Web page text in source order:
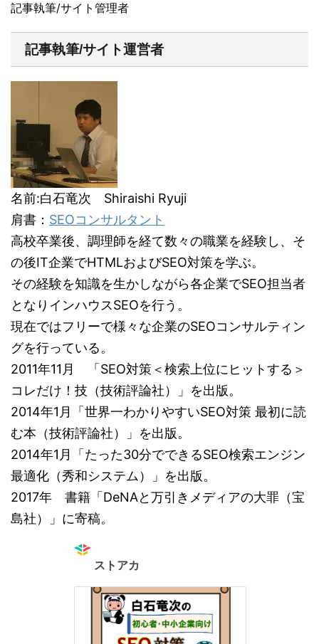
記事執筆/サイト管理者
記事執筆/サイト運営者
名前:白石竜次 Shiraishi Ryuji
肩書： SEOコンサルタント
高校卒業後、調理師を経て数々の職業を経験し、そ
の後IT企業でHTMLおよびSEO対策を学ぶ。
その経験を知識を生かしながら各企業でSEO担当者
となりインハウスSEOを行う。
現在ではフリーで様々な企業のSEOコンサルティン
グを行っている。
2011年11月 「SEO対策＜検索上位にヒットする＞
コレだけ！技（技術評論社）」を出版。
2014年1月「世界一わかりやすいSEO対策 最初に読
む本（技術評論社）」を出版。
2014年1月「たった30分でできるSEO検索エンジン
最適化（秀和システム）」を出版。
2017年 書籍「DeNAと万引きメディアの大罪（宝
島社）」に寄稿。
ストアカ